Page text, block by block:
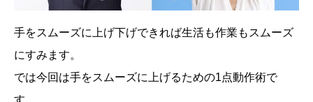
手をスムーズに上げ下げできれば生活も作業もスムーズ
にすみます。
では今回は手をスムーズに上げるための1点動作術で